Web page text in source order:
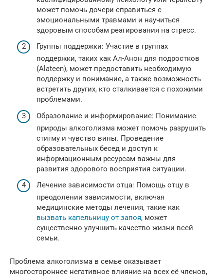
может помочь дочери справиться с
эмоциональными травмами и научиться
здоровым способам реагирования на стресс.
Группы поддержки: Участие в группах
поддержки, таких как Ал-Анон для подростков
(Alateen), может предоставить необходимую
поддержку и понимание, а также возможность
встретить других, кто сталкивается с похожими
проблемами.
Образование и информирование: Понимание
природы алкоголизма может помочь разрушить
стигму и чувство вины. Проведение
образовательных бесед и доступ к
информационным ресурсам важны для
развития здорового восприятия ситуации.
Лечение зависимости отца: Помощь отцу в
преодолении зависимости, включая
медицинские методы лечения, такие как
вызвать капельницу от запоя, может
существенно улучшить качество жизни всей
семьи.
Проблема алкоголизма в семье оказывает
многостороннее негативное влияние на всех её членов,